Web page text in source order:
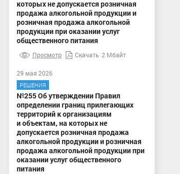
которых не допускается розничная
продажа алкогольной продукции и
розничная продажа алкогольной
продукции при оказании услуг
общественного питания
Просмотр Скачать 2 Мбайт
29 мая 2026
РЕШЕНИЯ
№255 Об утверждении Правил
определении границ прилегающих
территорий к организациям
и объектам, на которых не
допускается розничная продажа
алкогольной продукции и розничная
продажа алкогольной продукции при
оказании услуг общественного
питания